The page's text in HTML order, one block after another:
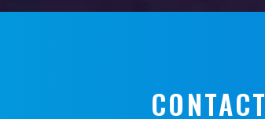
CONTACT